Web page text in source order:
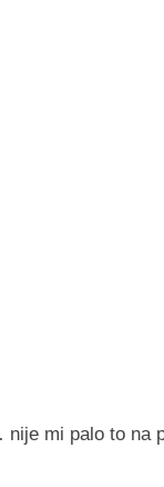
mi palo to na